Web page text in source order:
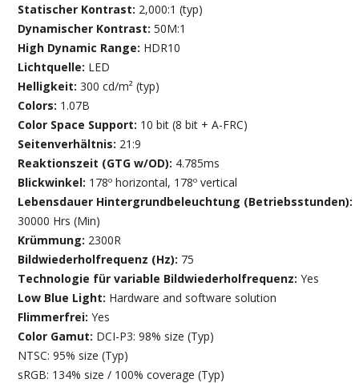
Statischer Kontrast: 2,000:1 (typ)
Dynamischer Kontrast:50M:1
High Dynamic Range: HDR10
Lichtquelle: LED
Helligkeit:300 cd/m² (typ)
Colors: 1.07B
Color Space Support: 10 bit (8 bit + A-FRC)
Seitenverhältnis: 21:9
Reaktionszeit (GTG w/OD): 4.785ms
Blickwinkel: 178º horizontal, 178º vertical
Lebensdauer Hintergrundbeleuchtung (Betriebsstunden):
30000 Hrs (Min)
Krümmung: 2300R
Bildwiederholfrequenz (Hz): 75
Technologie für variable Bildwiederholfrequenz:Yes
Low Blue Light: Hardware and software solution
Flimmerfrei:Yes
Color Gamut: DCI-P3: 98% size (Typ)
NTSC: 95% size (Typ)
sRGB: 134% size / 100% coverage (Typ)